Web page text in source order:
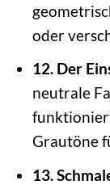
oder
12. Der
neutrale
Grautöne
13.